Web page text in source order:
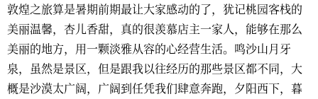
敦煌之旅算是暑期前期最让大家感动的了，犹记桃园客栈的
美丽温馨，杏儿香甜，真的很羡慕店主一家人，能够在那么
美丽的地方，用一颗淡雅从容的心经营生活。鸣沙山月牙
泉，虽然是景区，但是跟我以往经历的那些景区都不同，大
概是沙漠太广阔，广阔到任凭我们肆意奔跑，夕阳西下，暮